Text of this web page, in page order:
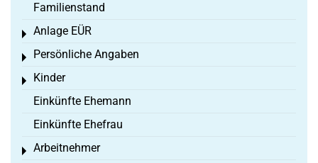
Familienstand
Anlage EÜR
Toggle menu
Persönliche Angaben
Toggle menu
Kinder
Toggle menu
Einkünfte Ehemann
Einkünfte Ehefrau
Arbeitnehmer
Toggle menu